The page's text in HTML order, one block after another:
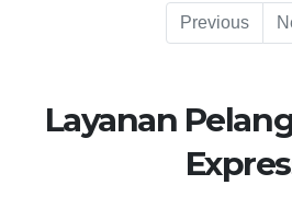
Previous
Layanan